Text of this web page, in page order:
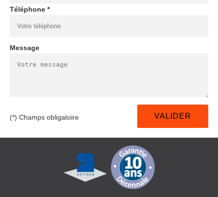
Téléphone *
Message
(*) Champs obligatoire